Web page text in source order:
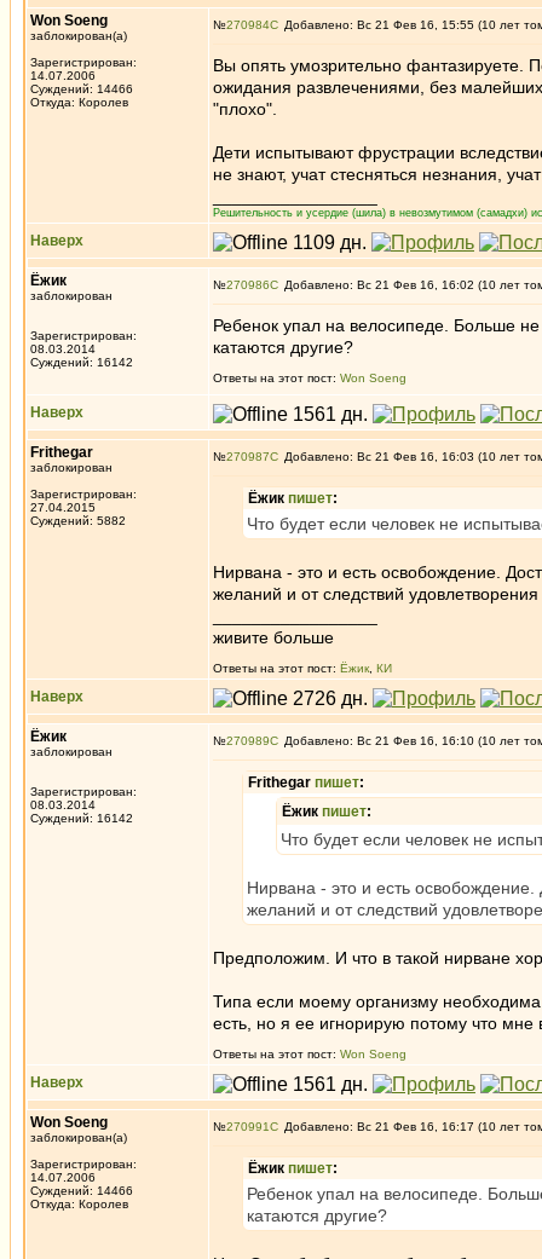
Won Soeng
заблокирован(а)
Зарегистрирован:
14.07.2006
Суждений: 14466
Откуда: Королев
№270984 Добавлено: Вс 21 Фев 16, 15:55 (10 лет
Вы опять умозрительно фантазируете.
ожидания развлечениями, без
"плохо".
Дети испытывают фрустрации
не знают, учат стесняться незнания,
Решительность и усердие (шила) в невозмутимом (самадхи)
Наверх
Ёжик
заблокирован
Зарегистрирован:
08.03.2014
Суждений: 16142
№270986 Добавлено: Вс 21 Фев 16, 16:02 (10 лет
Ребенок упал на велосипеде. Больше не
катаются другие?
Ответы на этот пост: Won Soeng
Наверх
Frithegar
заблокирован
Зарегистрирован:
27.04.2015
Суждений: 5882
№270987 Добавлено: Вс 21 Фев 16, 16:03 (10 лет
Ёжик пишет:
Что будет если человек не
Нирвана - это и есть освобождение.
желаний и от следствий
живите больше
Ответы на этот пост: Ёжик КИ
Наверх
Ёжик
заблокирован
Зарегистрирован:
08.03.2014
Суждений: 16142
№270989 Добавлено: Вс 21 Фев 16, 16:10 (10 лет
Frithegar пишет:
Ёжик пишет:
Что будет если человек не
Нирвана - это и есть
желаний и от следствий
Предположим. И что в такой нирване
Типа если моему организму
есть, но я ее игнорирую потому что
Ответы на этот пост: Won Soeng
Наверх
Won Soeng
заблокирован(а)
Зарегистрирован:
14.07.2006
Суждений: 14466
Откуда: Королев
№270991 Добавлено: Вс 21 Фев 16, 16:17 (10 лет
Ёжик пишет:
Ребенок упал на велосипеде.
катаются другие?